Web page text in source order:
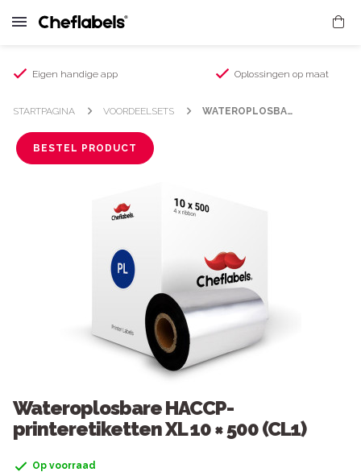
Eigen handige app Oplossingen op maat
STARTPAGINA VOORDEELSETS WATEROPLOSBARE HACCP-PRINTERETIKETTEN XL 10 × 500 (CL1)
BESTEL PRODUCT
Wateroplosbare HACCP-
printeretiketten XL 10 × 500 (CL1)
Op voorraad